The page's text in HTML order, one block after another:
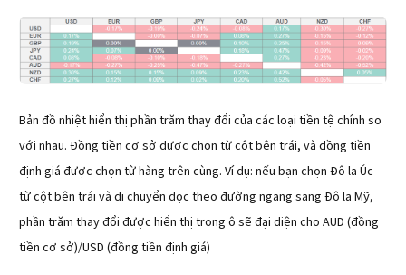
Bản đồ nhiệt hiển thị phần trăm thay đổi của các loại tiền tệ chính so
với nhau. Đồng tiền cơ sở được chọn từ cột bên trái, và đồng tiền
định giá được chọn từ hàng trên cùng. Ví dụ: nếu bạn chọn Đô la Úc
từ cột bên trái và di chuyển dọc theo đường ngang sang Đô la Mỹ,
phần trăm thay đổi được hiển thị trong ô sẽ đại diện cho AUD (đồng
tiền cơ sở)/USD (đồng tiền định giá)